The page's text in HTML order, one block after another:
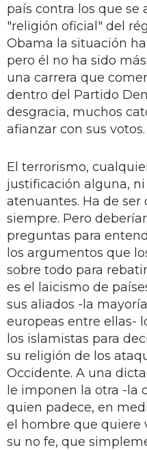
país contra los que se
"religión oficial" del
Obama la situación
pero él no ha sido
una carrera que
dentro del Partido
desgracia, muchos
afianzar con sus votos.
El terrorismo,
justificación alguna,
atenuantes. Ha de
siempre. Pero
preguntas para
los argumentos que
sobre todo para
es el laicismo de
sus aliados -la
europeas entre ellas-
los islamistas para
su religión de los
Occidente. A una
le imponen la otra -la
quien padece, en
el hombre que quiere
su no fe, que